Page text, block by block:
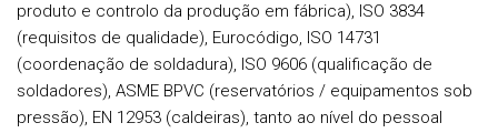
produto e controlo da produção em fábrica), ISO 3834
(requisitos de qualidade), Eurocódigo, ISO 14731
(coordenação de soldadura), ISO 9606 (qualificação de
soldadores), ASME BPVC (reservatórios / equipamentos sob
pressão), EN 12953 (caldeiras), tanto ao nível do pessoal